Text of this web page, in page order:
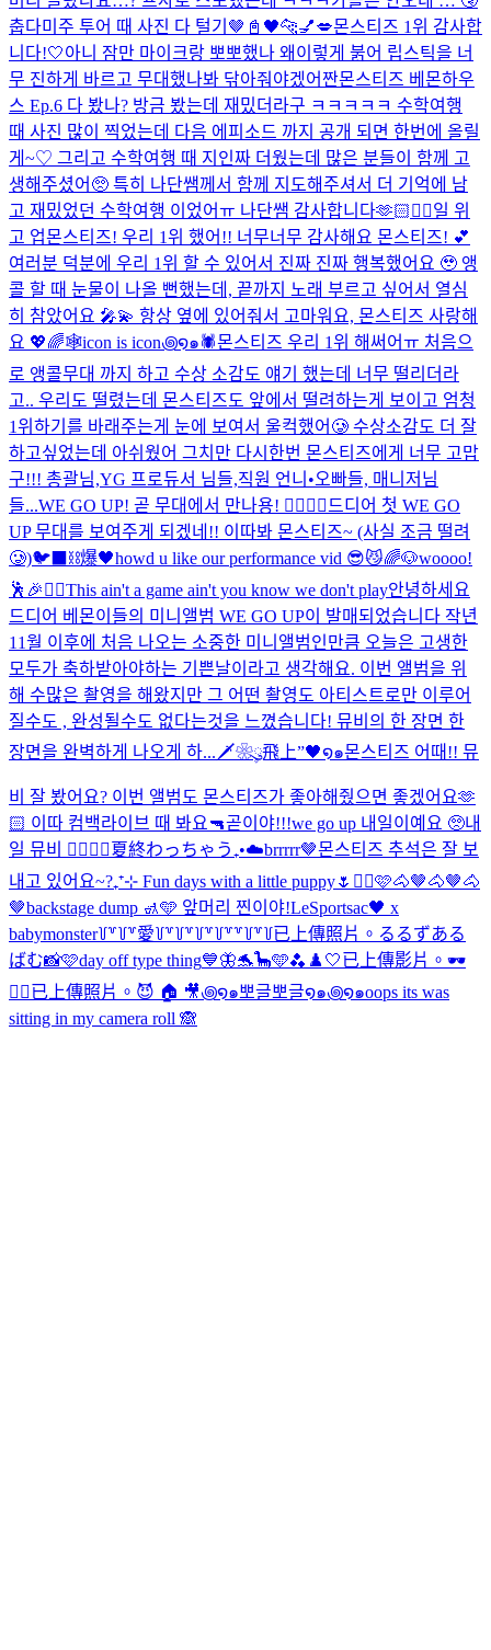
춥다미주 투어 때 사진 다 털기🤎 📓🖤🐆💅💋몬스티즈 1위 감사합
니다!🤍아니 잠만 마이크랑 뽀뽀했나 왜이렇게 붉어 립스틱을 너
무 진하게 바르고 무대했나봐 닦아줘야겠어짠몬스티즈 베몬하우
스 Ep.6 다 봤나? 방금 봤는데 재밌더라구 ㅋㅋㅋㅋㅋ 수학여행
때 사진 많이 찍었는데 다음 에피소드 까지 공개 되면 한번에 올릴
게~♡ 그리고 수학여행 때 지인짜 더웠는데 많은 분들이 함께 고
생해주셨어🥺 특히 나단쌤께서 함께 지도해주셔서 더 기억에 남
고 재밌었던 수학여행 이었어ㅠ 나단쌤 감사합니다🫶🏻 ❤️‍🔥일 위
고 업몬스티즈! 우리 1위 했어!! 너무너무 감사해요 몬스티즈! 💕
여러분 덕분에 우리 1위 할 수 있어서 진짜 진짜 행복했어요 🥹 앵
콜 할 때 눈물이 나올 뻔했는데, 끝까지 노래 부르고 싶어서 열심
히 참았어요 🎤💫 항상 옆에 있어줘서 고마워요, 몬스티즈 사랑해
요 💖🌈🕸️icon is icon꩜໑๑🕷️몬스티즈 우리 1위 해써어ㅠ 처음으
로 앵콜무대 까지 하고 수상 소감도 얘기 했는데 너무 떨리더라
고.. 우리도 떨렸는데 몬스티즈도 앞에서 떨려하는게 보이고 엄청
1위하기를 바래주는게 눈에 보여서 울컥했어🥲 수상소감도 더 잘
하고싶었는데 아쉬웠어 그치만 다시한번 몬스티즈에게 너무 고맙
구!!! 총괄님,YG 프로듀서 님들,직원 언니•오빠들, 매니저님
들...WE GO UP! 곧 무대에서 만나용! ❤️‍🔥❤️‍🔥 드디어 첫 WE GO
UP 무대를 보여주게 되겠네!! 이따봐 몬스티즈~ (사실 조금 떨려
🥲)🐦‍⬛⛓️爆🖤howd u like our performance vid 😎😼🌈🐶woooo!
🕺🎉❤️‍🔥This ain't a game ain't you know we don't play안녕하세요
드디어 베몬이들의 미니앨범 WE GO UP이 발매되었습니다 작년
11월 이후에 처음 나오는 소중한 미니앨범인만큼 오늘은 고생한
모두가 축하받아야하는 기쁜날이라고 생각해요. 이번 앨범을 위
해 수많은 촬영을 해왔지만 그 어떤 촬영도 아티스트로만 이루어
질수도 , 완성될수도 없다는것을 느꼈습니다! 뮤비의 한 장면 한
장면을 완벽하게 나오게 하... 🗡️❀ུ۪飛上”🖤໑๑몬스티즈 어때!! 뮤
비 잘 봤어요? 이번 앨범도 몬스티즈가 좋아해줬으면 좋겠어요🫶
🏻 이따 컴백라이브 때 봐요🔫곧이야!!!we go up 내일이예요 🥺내
일 뮤비 ❤️‍🔥❤️‍🔥夏終わっちゃう₊•☁️brrrrr🤎몬스티즈 추석은 잘 보
내고 있어요~?₊⁺⊹ Fun days with a little puppy🌷 ✌🏻🩷🐴🤎🐴🤎🐴
🤎backstage dump 🚮🩵 앞머리 찐이야!LeSportsac🖤 x
babymonster꒦꒷꒦꒷愛꒦꒷꒦꒷꒦꒷꒦꒷꒷꒦꒷꒦已上傳照片。 るるずある
ばむ📸🩷day off type thing💙🦋🐬🦕🩵🫐 ♟️🤍已上傳影片。 🕶️
✌🏻已上傳照片。 😈 🏠 🎥꩜໑๑뽀글뽀글໑๑꩜໑๑oops its was
sitting in my camera roll 🙈